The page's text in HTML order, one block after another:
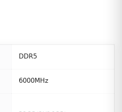
DDR5
6000MHz